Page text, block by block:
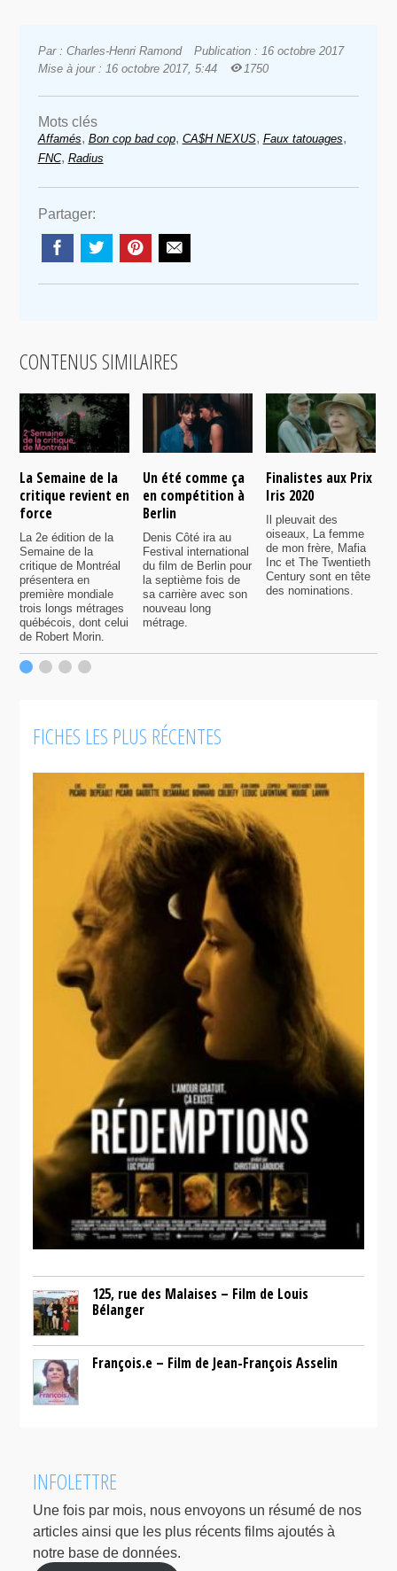
Par : Charles-Henri Ramond
Publication : 16 octobre 2017
Mise à jour : 16 octobre 2017, 5:44
1750
Mots clés
Affamés, Bon cop bad cop, CA$H NEXUS, Faux tatouages,
FNC, Radius
Partager:
CONTENUS SIMILAIRES
La Semaine de la
critique revient en
force
La 2e édition de la
Semaine de la
critique de Montréal
présentera en
première mondiale
trois longs métrages
québécois, dont celui
de Robert Morin.
Un été comme ça
en compétition à
Berlin
Denis Côté ira au
Festival international
du film de Berlin pour
la septième fois de
sa carrière avec son
nouveau long
métrage.
Finalistes aux Prix
Iris 2020
Il pleuvait des
oiseaux, La femme
de mon frère, Mafia
Inc et The Twentieth
Century sont en tête
des nominations.
FICHES LES PLUS RÉCENTES
125, rue des Malaises – Film de Louis
Bélanger
François.e – Film de Jean-François Asselin
INFOLETTRE
Une fois par mois, nous envoyons un résumé de nos
articles ainsi que les plus récents films ajoutés à
notre base de données.